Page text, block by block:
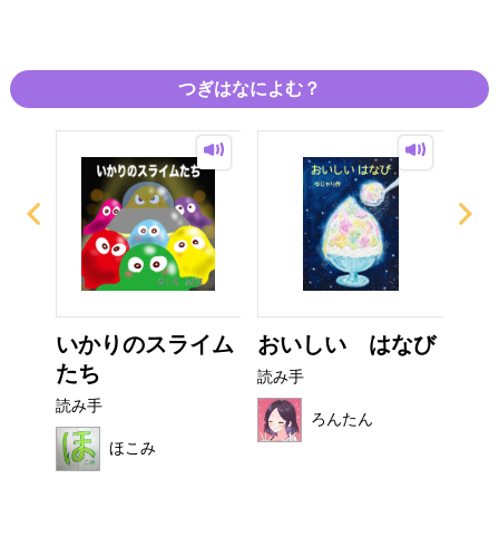
つぎはなによむ？
いかりのスライム
たち
読み手
ほこみ
おいしい はなび
読み手
ろんたん